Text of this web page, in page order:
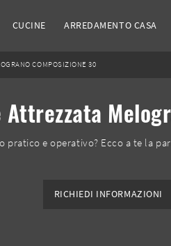
CUCINE ARREDAMENTO CASA
COMPOSIZIONE 30
pratico e operativo? Ecco a te la
RICHIEDI INFORMAZIONI